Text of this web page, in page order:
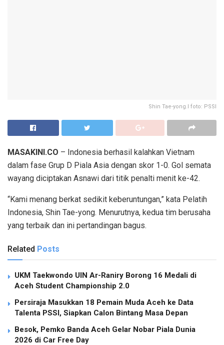
Shin Tae-yong.I foto: PSSI
MASAKINI.CO – Indonesia berhasil kalahkan Vietnam
dalam fase Grup D Piala Asia dengan skor 1-0. Gol semata
wayang diciptakan Asnawi dari titik penalti menit ke-42.
“Kami menang berkat sedikit keberuntungan,” kata Pelatih
Indonesia, Shin Tae-yong. Menurutnya, kedua tim berusaha
yang terbaik dan ini pertandingan bagus.
Related Posts
UKM Taekwondo UIN Ar-Raniry Borong 16 Medali di
Aceh Student Championship 2.0
Persiraja Masukkan 18 Pemain Muda Aceh ke Data
Talenta PSSI, Siapkan Calon Bintang Masa Depan
Besok, Pemko Banda Aceh Gelar Nobar Piala Dunia
2026 di Car Free Day